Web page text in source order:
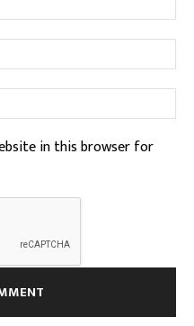
in this browser for